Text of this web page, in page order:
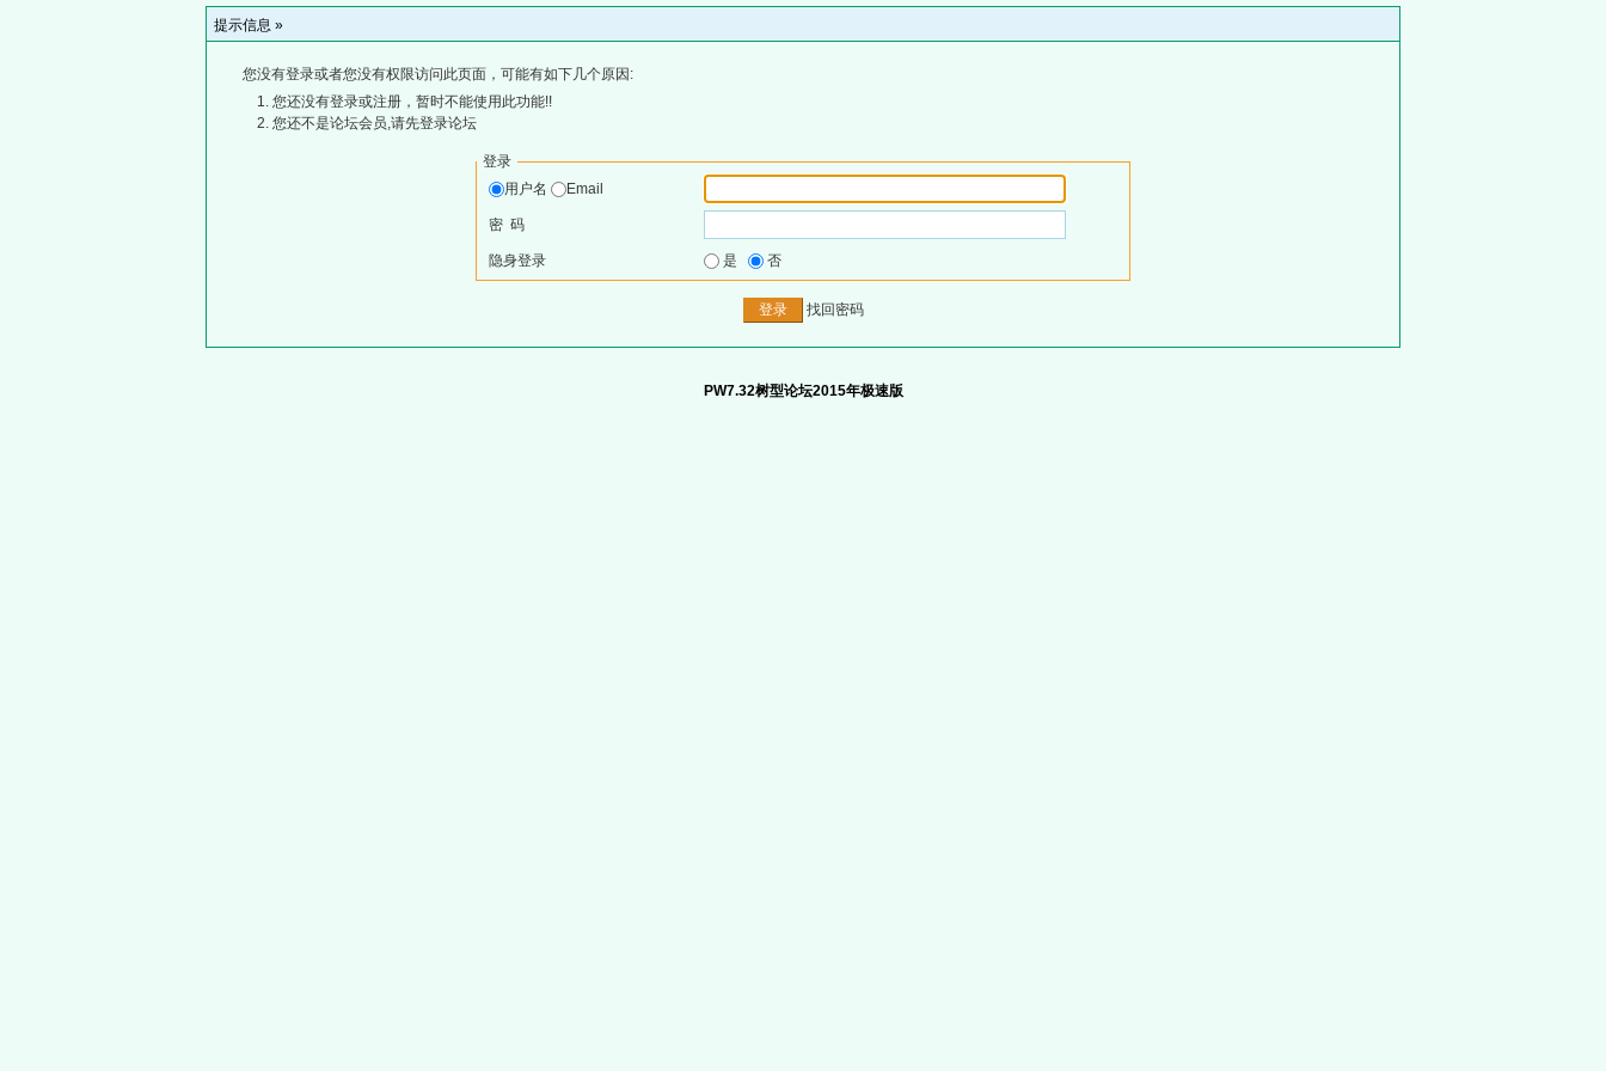
提示信息 »
您没有登录或者您没有权限访问此页面，可能有如下几个原因:
您还没有登录或注册，暂时不能使用此功能!!
您还不是论坛会员,请先登录论坛
登录
用户名
Email
密 码
隐身登录 是 否
找回密码
PW7.32树型论坛2015年极速版